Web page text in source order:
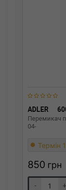
ADLER
Перемикач
04-
Термін
850 грн
- +